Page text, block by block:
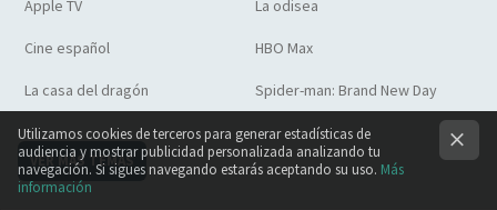
Apple TV La odisea
Cine español HBO Max
La casa del dragón Spider-man: Brand New Day
VER MÁS TEMAS
Utilizamos cookies de terceros para generar estadísticas de
audiencia y mostrar publicidad personalizada analizando tu
navegación. Si sigues navegando estarás aceptando su uso. Más
información